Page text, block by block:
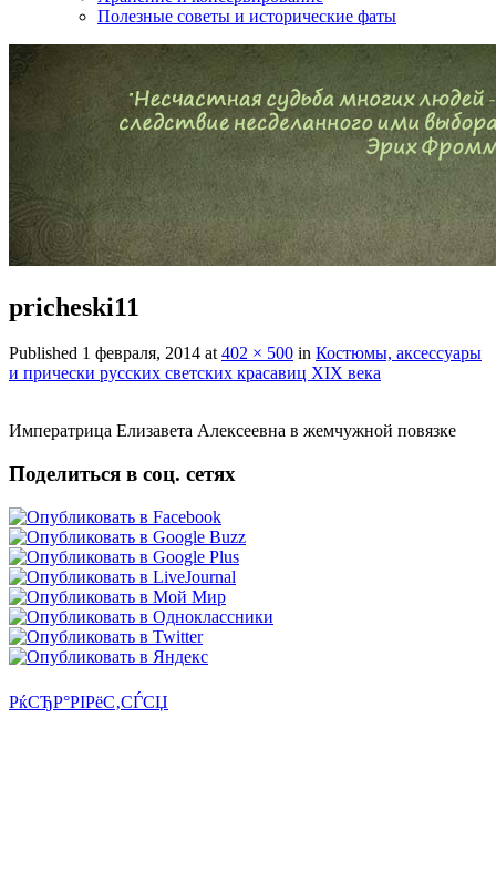
Полезные советы и исторические фаты
pricheski11
Published 1 февраля, 2014 at402 × 500 in Костюмы, аксессуары
и прически русских светских красавиц XIX века
Императрица Елизавета Алексеевна в жемчужной повязке
Поделиться в соц. сетях
РќСЂР°РІРёС‚СЃСЏ